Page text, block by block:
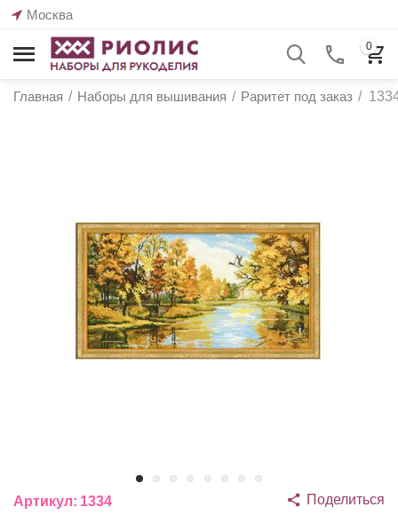
Москва
0
Главная / Наборы для вышивания / Раритет под заказ /
Артикул: 1334 Поделиться